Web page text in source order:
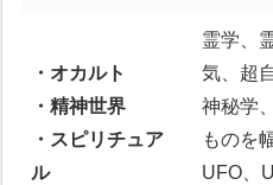
・オカルト
・精神世界
・スピリチュア
ル
霊学、
気、超
神秘学
ものを
UFO、